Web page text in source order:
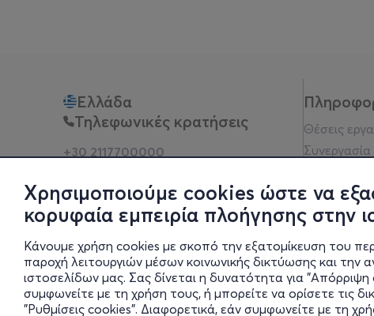
Χρησιμοποιούμε cookies ώστε να
κορυφαία εμπειρία πλοήγησης στην
Κάνουμε χρήση cookies με σκοπό την εξατομίκευση του
παροχή λειτουργιών μέσων κοινωνικής δικτύωσης και την
ιστοσελίδων μας. Σας δίνεται η δυνατότητα για
συμφωνείτε με τη χρήση τους, ή μπορείτε να ορίσετε τις
"Ρυθμίσεις cookies". Διαφορετικά, εάν συμφωνείτε με τη
Ελλάδα
Τηλεφωνικές κρατήσεις
+30 2117700000
Φυσικά σημεία
Θέσεις
Συνεργασία
Πολιτική
Νομική
Blog
Οικονομικά
Πολιτικές